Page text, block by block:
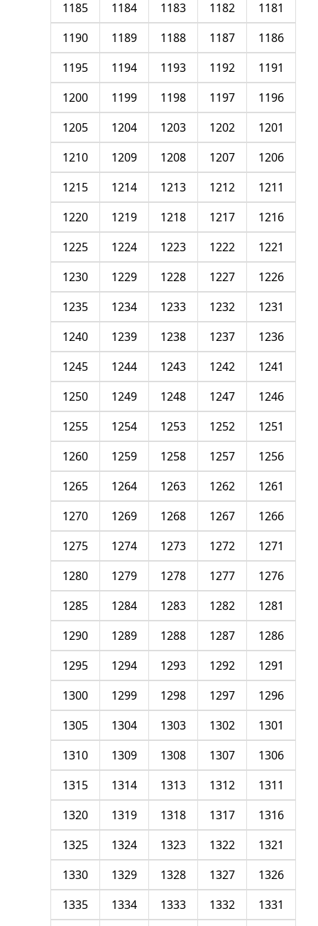
1181
1182
1183
1184
1185
1186
1187
1188
1189
1190
1191
1192
1193
1194
1195
1196
1197
1198
1199
1200
1201
1202
1203
1204
1205
1206
1207
1208
1209
1210
1211
1212
1213
1214
1215
1216
1217
1218
1219
1220
1221
1222
1223
1224
1225
1226
1227
1228
1229
1230
1231
1232
1233
1234
1235
1236
1237
1238
1239
1240
1241
1242
1243
1244
1245
1246
1247
1248
1249
1250
1251
1252
1253
1254
1255
1256
1257
1258
1259
1260
1261
1262
1263
1264
1265
1266
1267
1268
1269
1270
1271
1272
1273
1274
1275
1276
1277
1278
1279
1280
1281
1282
1283
1284
1285
1286
1287
1288
1289
1290
1291
1292
1293
1294
1295
1296
1297
1298
1299
1300
1301
1302
1303
1304
1305
1306
1307
1308
1309
1310
1311
1312
1313
1314
1315
1316
1317
1318
1319
1320
1321
1322
1323
1324
1325
1326
1327
1328
1329
1330
1331
1332
1333
1334
1335